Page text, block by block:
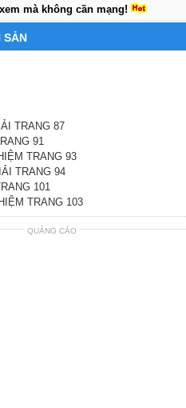
mà không cần mạng!
SẢN
TRANG 87
91
TRANG 93
TRANG 94
101
TRANG 103
QUẢNG CÁO